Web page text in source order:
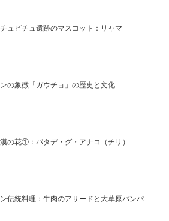
ュピチュ遺跡のマスコット：リャマ
の象徴「ガウチョ」の歴史と文化
の花①：パタデ・グ・アナコ（チリ）
伝統料理：牛肉のアサードと大草原パンパ